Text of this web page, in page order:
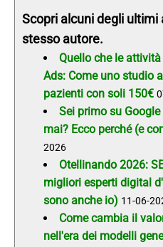
Scopri alcuni degli
stesso autore.
Quello che le
Ads: Come uno studio
pazienti con soli 150€
Sei primo su
mai? Ecco perché (e
2026
Otellinando 2026:
migliori esperti digital
sono anche io) 11-06-
Come cambia il
nell'era dei modelli